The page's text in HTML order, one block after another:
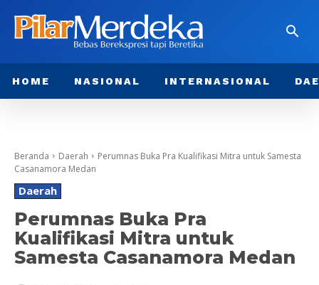
HOME NASIONAL INTERNASIONAL
Beranda Daerah
Perumnas Buka Pra Kualifikasi Mitra untuk Samesta
Casanamora Medan
Daerah
Perumnas Buka Pra
Kualifikasi Mitra untuk
Samesta Casanamora Medan